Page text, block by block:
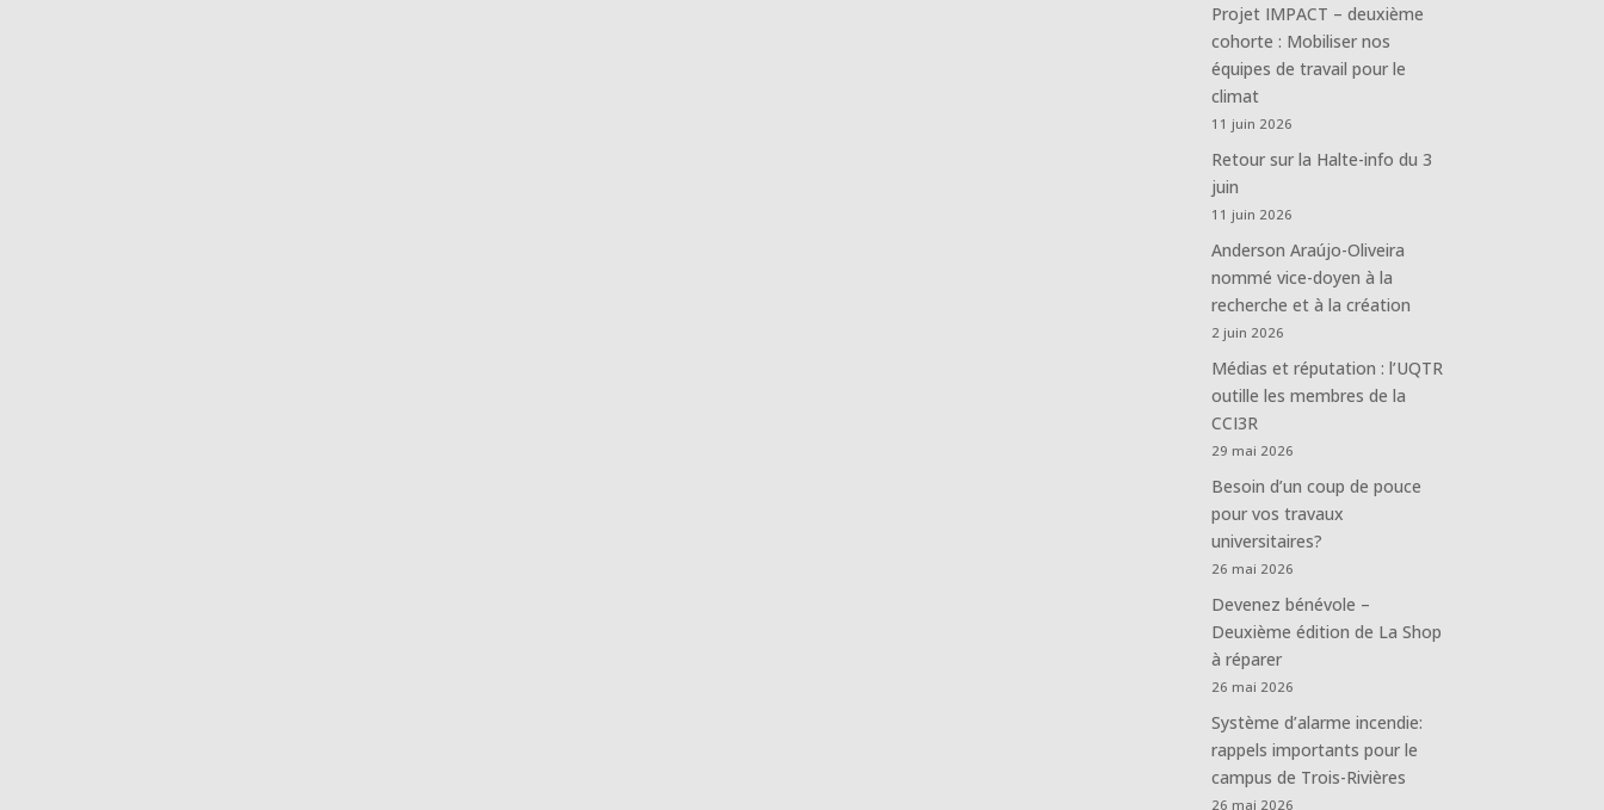
Projet IMPACT – deuxième
cohorte : Mobiliser nos
équipes de travail pour le
climat
11 juin 2026
Retour sur la Halte-info du 3
juin
11 juin 2026
Anderson Araújo-Oliveira
nommé vice-doyen à la
recherche et à la création
2 juin 2026
Médias et réputation : l’UQTR
outille les membres de la
CCI3R
29 mai 2026
Besoin d’un coup de pouce
pour vos travaux
universitaires?
26 mai 2026
Devenez bénévole –
Deuxième édition de La Shop
à réparer
26 mai 2026
Système d’alarme incendie:
rappels importants pour le
campus de Trois-Rivières
26 mai 2026